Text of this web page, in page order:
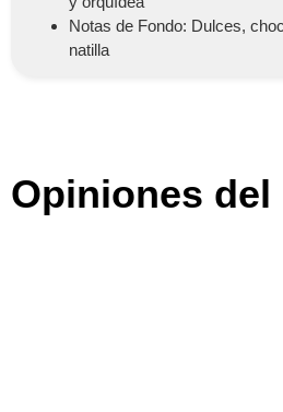
Notas de Fondo: Dulces,
natilla
Opiniones